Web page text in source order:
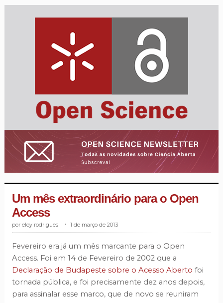
Um mês extraordinário para o Open
Access
eloy rodrigues. 1 de março de 2013
Fevereiro era já um mês marcante para o Open
Access. Foi em 14 de Fevereiro de 2002 que a
Declaração de Budapeste sobre o Acesso Aberto foi
tornada pública, e foi precisamente dez anos depois,
para assinalar esse marco, que de novo se reuniram